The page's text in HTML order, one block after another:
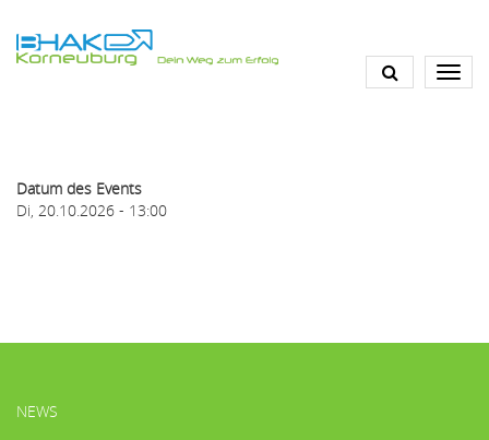
zum
Inhalt
Datum des Events
Di, 20.10.2026 - 13:00
HAUPTMENÜ
NEWS